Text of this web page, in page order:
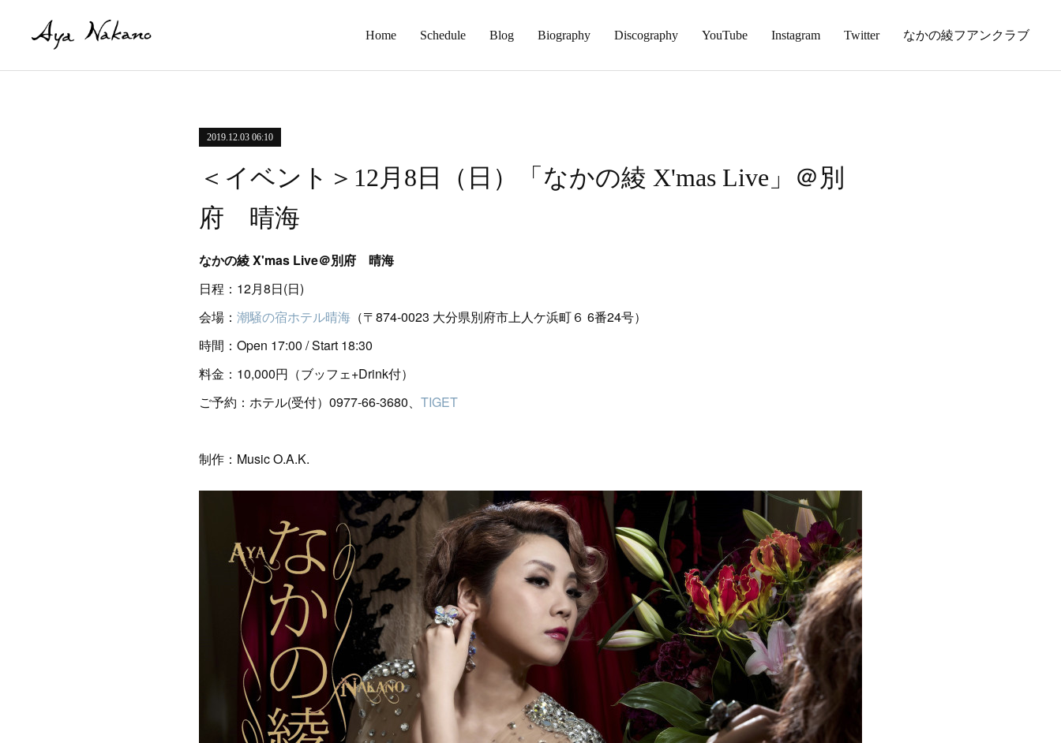
Home Schedule Blog Biography Discography YouTube Instagram Twitter なかの綾フアンクラブ
2019.12.03 06:10
＜イベント＞12月8日（日）「なかの綾 X'mas Live」＠別
府 晴海
なかの綾 X'mas Live＠別府 晴海
日程：12月8日(日)
会場： 潮騒の宿ホテル晴海 （〒874-0023 大分県別府市上人ケ浜町６ 6番24号）
時間：Open 17:00 / Start 18:30
料金：10,000円（ブッフェ+Drink付）
ご予約：ホテル(受付）0977-66-3680、 TIGET
制作：Music O.A.K.